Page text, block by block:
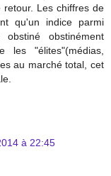
Les chiffres de
qu'un indice parmi
obstinément
"élites"(médias,
au marché total, cet
à 22:45